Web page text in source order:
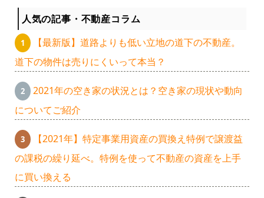
人気の記事・不動産コラム
【最新版】道路よりも低い立地の道下の不動産。
道下の物件は売りにくいって本当？
2021年の空き家の状況とは？空き家の現状や動向
についてご紹介
【2021年】特定事業用資産の買換え特例で譲渡益
の課税の繰り延べ。特例を使って不動産の資産を上手
に買い換える